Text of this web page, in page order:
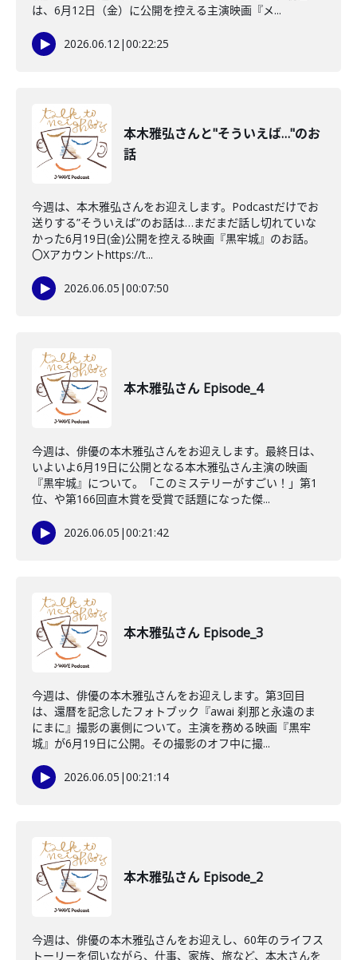
は、6月12日（金）に公開を控える主演映画『メ...
2026.06.12|00:22:25
本木雅弘さんと"そういえば…"のお
話
今週は、本木雅弘さんをお迎えします。Podcastだけでお
送りする”そういえば”のお話は…まだまだ話し切れていな
かった6月19日(金)公開を控える映画『黒牢城』のお話。
〇Xアカウントhttps://t...
2026.06.05 |00:07:50
本木雅弘さん Episode_4
今週は、俳優の本木雅弘さんをお迎えします。最終日は、
いよいよ6月19日に公開となる本木雅弘さん主演の映画
『黒牢城』について。「このミステリーがすごい！」第1
位、や第166回直木賞を受賞で話題になった傑...
2026.06.05 |00:21:42
本木雅弘さん Episode_3
今週は、俳優の本木雅弘さんをお迎えします。第3回目
は、還暦を記念したフォトブック『awai 刹那と永遠のま
にまに』撮影の裏側について。主演を務める映画『黒牢
城』が6月19日に公開。その撮影のオフ中に撮...
2026.06.05 |00:21:14
本木雅弘さん Episode_2
今週は、俳優の本木雅弘さんをお迎えし、60年のライフス
トーリーを伺いながら、仕事、家族、旅など、本木さんを